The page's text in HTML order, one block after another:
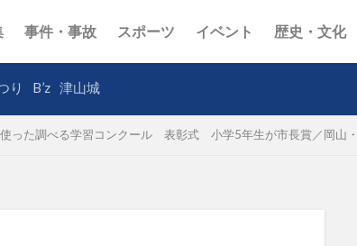
事件・事故 スポーツ イベント 歴史・文化
り B’z 津山城
った調べる学習コンクール 表彰式 小学5年生が市長賞／岡山